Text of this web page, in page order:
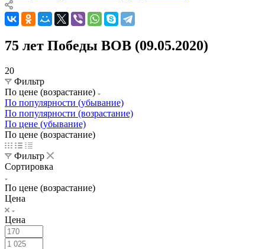
75 лет Победы ВОВ (09.05.2020)
20
Фильтр
По цене (возрастание)
По популярности (убывание)
По популярности (возрастание)
По цене (убывание)
По цене (возрастание)
Фильтр
Сортировка
По цене (возрастание)
Цена
Цена